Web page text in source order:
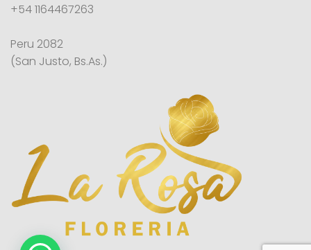
+54 1164467263
Peru 2082
(San Justo, Bs.As.)